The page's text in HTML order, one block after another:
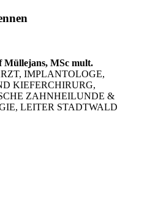
MSc mult.
IMPLANTOLOGE,
KIEFERCHIRURG,
ZAHNHEILUNDE &
LEITER STADTWALD